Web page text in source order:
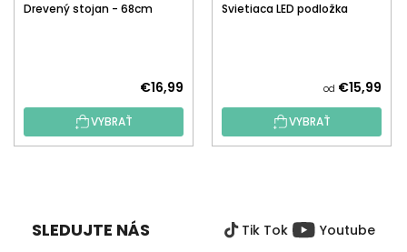
Drevený stojan - 68cm
€16,99
VYBRAŤ
Svietiaca LED podložka
od €15,99
VYBRAŤ
SLEDUJTE NÁS Tik Tok Youtube